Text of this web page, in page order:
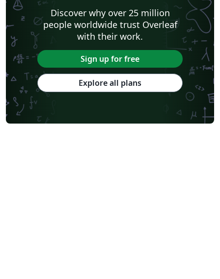
Discover why over 25 million
people worldwide trust Overleaf
with their work.
Sign up for free
Explore all plans